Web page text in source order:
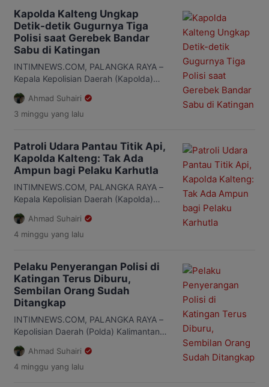
Kapolda Kalteng Ungkap
Detik-detik Gugurnya Tiga
Polisi saat Gerebek Bandar
Sabu di Katingan
INTIMNEWS.COM, PALANGKA RAYA –
Kepala Kepolisian Daerah (Kapolda)
Kalimantan Tengah (Kalteng), Irjen Pol
Iwan Kurniawan, membeberkan
kronologi lengkap tewasnya tiga
narkoba di Desa Tumbang Kalemei,
Kecamatan Katingan Tengah,
Kabupaten Katingan. Ketiga anggota
yang gugur yakni Ipda Anumerta
Sumariyanto, Aiptu Anumerta Yudhie
Perdana Putra, dan Briptu Anumerta
Nopandri […]
Ahmad Suhairi
3 minggu yang lalu
Patroli Udara Pantau Titik Api,
Kapolda Kalteng: Tak Ada
Ampun bagi Pelaku Karhutla
INTIMNEWS.COM, PALANGKA RAYA –
Kepala Kepolisian Daerah (Kapolda)
Kalimantan Tengah (Kalteng), Irjen Pol
Iwan Kurniawan menegaskan, pihaknya
akan menindak tegas pelaku
kebakaran yang mulai meningkat pada
musim kemarau. Pernyataan itu
disampaikannya usai melaksanakan
patroli udara bersama Gubernur
Kalteng, Agustiar Sabran, untuk
memantau titik panas berdasarkan
data […]
Ahmad Suhairi
4 minggu yang lalu
Pelaku Penyerangan Polisi di
Katingan Terus Diburu,
Sembilan Orang Sudah
Ditangkap
INTIMNEWS.COM, PALANGKA RAYA –
Kepolisian Daerah (Polda) Kalimantan
Tengah (Kalteng) terus
mengembangkan penyidikan kasus
penyerangan yang menewaskan tiga
Ahmad Suhairi
4 minggu yang lalu